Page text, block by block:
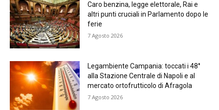
Caro benzina, legge elettorale, Rai e
altri punti cruciali in Parlamento dopo le
ferie
7 Agosto 2026
Legambiente Campania: toccati i 48°
alla Stazione Centrale di Napoli e al
mercato ortofrutticolo di Afragola
7 Agosto 2026